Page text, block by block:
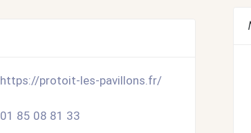
https://protoit-les-pavillons.fr/
01 85 08 81 33